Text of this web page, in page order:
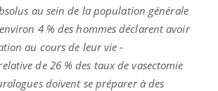
au sein de la population générale
4 % des hommes déclarent avoir
au cours de leur vie -
de 26 % des taux de vasectomie
doivent se préparer à des